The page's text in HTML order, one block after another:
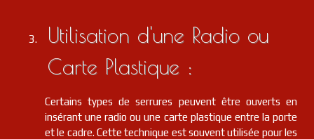
Utilisation d'une Radio ou
Carte Plastique :
Certains types de serrures peuvent être ouverts en
insérant une radio ou une carte plastique entre la porte
et le cadre. Cette technique est souvent utilisée pour les